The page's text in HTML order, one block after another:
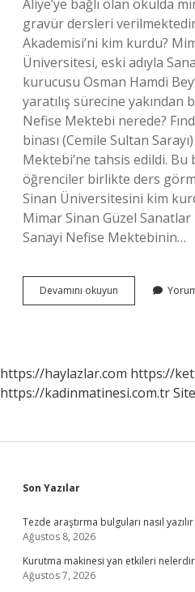
Aliye’ye bağlı olan okulda
gravür dersleri
Akademisi’ni kim kurdu?
Üniversitesi, eski adıyla
kurucusu Osman Hamdi
yaratılış sürecine yakından
Nefise Mektebi nerede?
binası (Cemile Sultan
Mektebi’ne tahsis edildi. Bu
öğrenciler birlikte ders
Sinan Üniversitesini kim
Mimar Sinan Güzel
Sanayi Nefise Mektebinin…
Devamını okuyun
Nefise
https://haylazlar.com https://
https://kadinmatinesi.com.tr
Sidebar
Son Yazılar
Tezde araştırma bulguları nasıl yazılır
Ağustos 8, 2026
Kurutma makinesi yan etkileri
Ağustos 7, 2026